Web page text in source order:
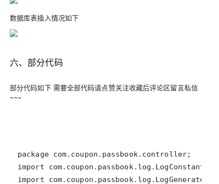
数据库表插入情况如下
六、部分代码
部分代码如下 需要全部代码请点赞关注收藏后评论区留言私信
~~~